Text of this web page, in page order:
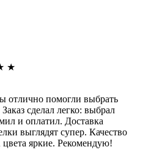
★
отлично помогли выбрать
сделал легко: выбрал
и оплатил. Доставка
выглядят супер. Качество
цвета яркие. Рекомендую!